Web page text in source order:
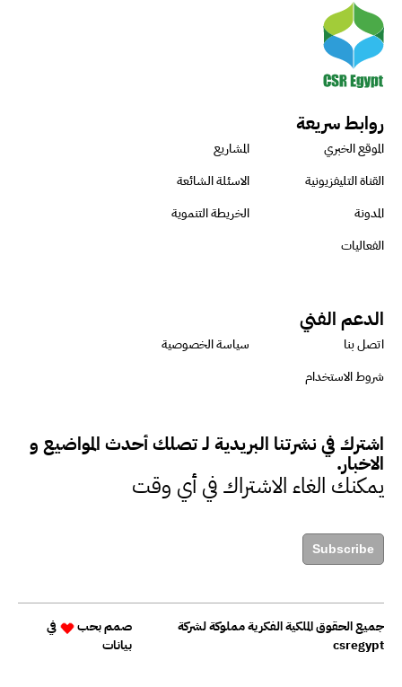
روابط سريعة
الموقع الخبري
المشاريع
القناة التليفزيونية
الاسئلة الشائعة
المدونة
الخريطة التنموية
الفعاليات
الدعم الفني
اتصل بنا
سياسة الخصوصية
شروط الاستخدام
اشترك في نشرتنا البريدية لـ تصلك أحدث المواضيع و
الاخبار.
يمكنك الغاء الاشتراك في أي وقت
Subscribe
جميع الحقوق الملكية الفكرية مملوكة لشركة
csregypt
صمم بحب
في
بيانات